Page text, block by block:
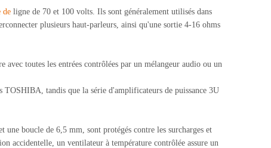
de ligne de 70 et 100 volts. Ils sont généralement utilisés dans
plusieurs haut-parleurs, ainsi qu'une sortie 4-16 ohms
toutes les entrées contrôlées par un mélangeur audio ou un
tandis que la série d'amplificateurs de puissance 3U
boucle de 6,5 mm, sont protégés contre les surcharges et
accidentelle, un ventilateur à température contrôlée assure un